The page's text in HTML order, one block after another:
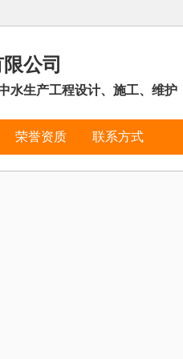
公司
水生产工程设计、施工、维护
荣誉资质 联系方式